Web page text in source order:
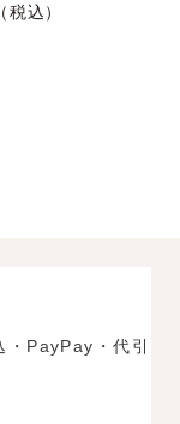
込）
PayPay・代引